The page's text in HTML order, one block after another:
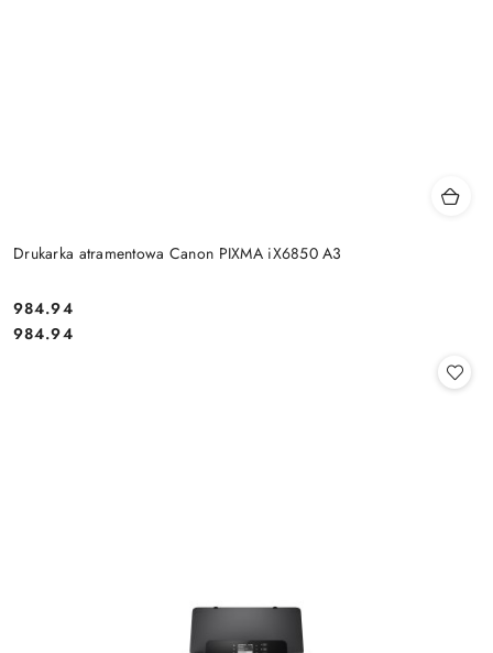
Drukarka atramentowa Canon PIXMA iX6850 A3
Cena:
984.94
Cena:
984.94